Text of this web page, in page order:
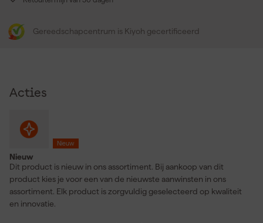
Gereedschapcentrum is Kiyoh gecertificeerd
Acties
Nieuw
Nieuw
Dit product is nieuw in ons assortiment. Bij aankoop van dit
product kies je voor een van de nieuwste aanwinsten in ons
assortiment. Elk product is zorgvuldig geselecteerd op kwaliteit
en innovatie.